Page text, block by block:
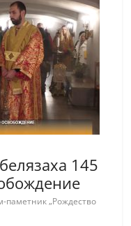
145
паметник „Рождество